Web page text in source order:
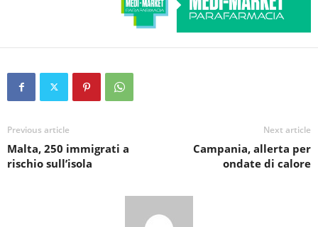
Previous article
Malta, 250 immigrati a
rischio sull’isola
Next article
Campania, allerta per
ondate di calore